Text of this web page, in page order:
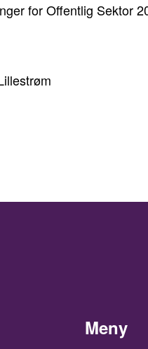
for Offentlig Sektor
Meny